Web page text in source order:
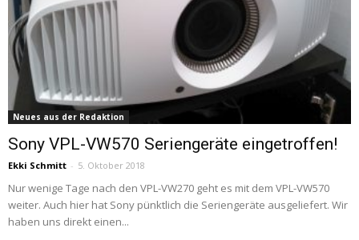
Neues aus der Redaktion
Sony VPL-VW570 Seriengeräte eingetroffen!
Ekki Schmitt - 5. Oktober 2018
Nur wenige Tage nach den VPL-VW270 geht es mit dem VPL-VW570
weiter. Auch hier hat Sony pünktlich die Seriengeräte ausgeliefert. Wir
haben uns direkt einen...